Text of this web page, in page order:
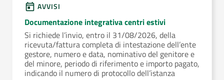
AVVISI
Documentazione integrativa centri estivi
Si richiede l’invio, entro il 31/08/2026, della
ricevuta/fattura completa di intestazione dell’ente
gestore, numero e data, nominativo del genitore e
del minore, periodo di riferimento e importo pagato,
indicando il numero di protocollo dell’istanza